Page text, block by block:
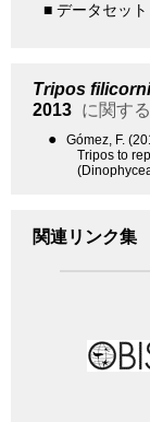
■ データセット
Tripos
2013 に関す
●
Gómez, F.
Tripos to
関連リンク集